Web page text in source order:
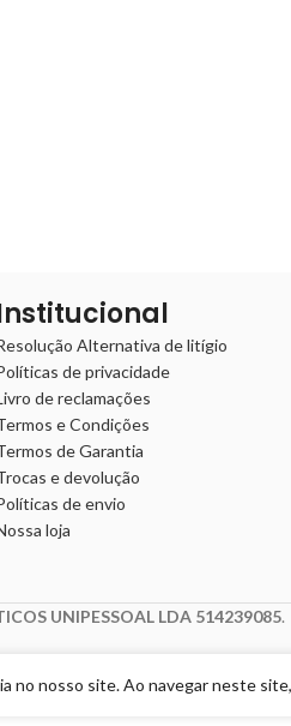
Alternativa de litígio
de privacidade
de reclamações
e Condições
de Garantia
e devolução
de envio
loja
UNIPESSOAL LDA 514239085.
no nosso site. Ao navegar neste